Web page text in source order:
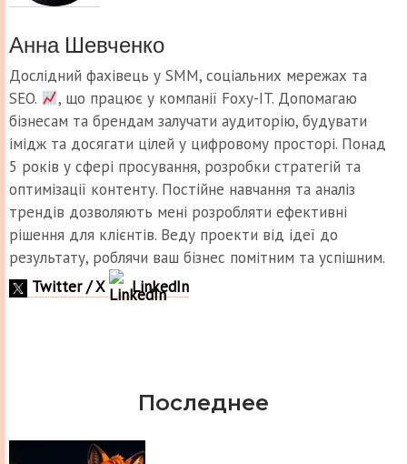
Анна Шевченко
Дослідний фахівець у SMM, соціальних мережах та
SEO.
, що працює у компанії Foxy-IT. Допомагаю
бізнесам та брендам залучати аудиторію, будувати
імідж та досягати цілей у цифровому просторі. Понад
5 років у сфері просування, розробки стратегій та
оптимізації контенту. Постійне навчання та аналіз
трендів дозволяють мені розробляти ефективні
рішення для клієнтів. Веду проекти від ідеї до
результату, роблячи ваш бізнес помітним та успішним.
Twitter / X
LinkedIn
Последнее